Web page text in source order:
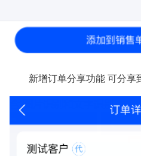
新增订单分享功能 可分